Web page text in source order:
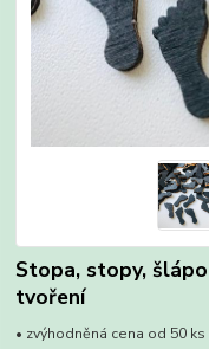
Stopa, stopy,
tvoření
• zvýhodněná cena od 50